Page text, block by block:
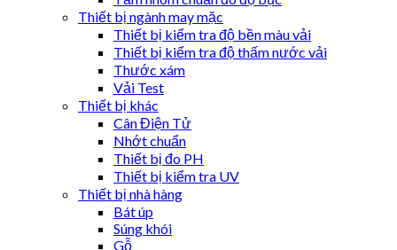
Thiết bị ngành may mặc
Thiết bị kiểm tra độ bền màu vải
Thiết bị kiểm tra độ thấm nước vải
Thước xám
Vải Test
Thiết bị khác
Cân Điện Tử
Nhớt chuẩn
Thiết bị đo PH
Thiết bị kiểm tra UV
Thiết bị nhà hàng
Bát úp
Súng khói
Gỗ